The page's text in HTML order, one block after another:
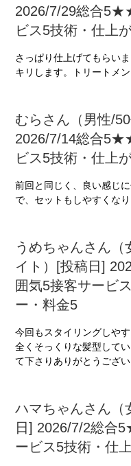
2026/7/29総合
ビス5技術・仕上
さっぱり仕上げてもらい
キリします。トリートメ
むらさん（男性/
2026/7/14総合
ビス5技術・仕上
前回と同じく、良い感じ
で、セットもしやすくなり
うめちゃんさん
イト）[投稿日]
囲気5接客サービ
ー・料金5
今回もスタイリングしや
全くそっくりな髪型して
て下さりありがとうござい
ハマちゃんさん（
日] 2026/7/2総
ービス5技術・仕